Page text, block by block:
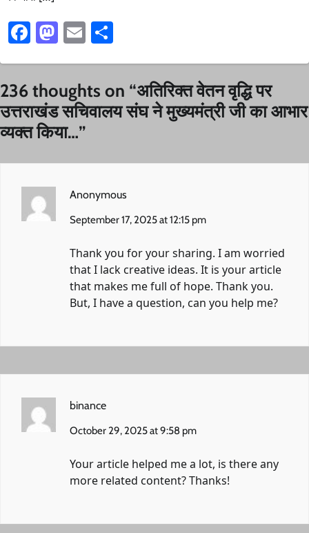
Facebook
Mastodon
Email
236 thoughts on “अतिरिक्त वेतन वृद्धि पर
उत्तराखंड सचिवालय संघ ने मुख्यमंत्री जी का आभार
व्यक्त किया…”
Anonymous
September 17, 2025 at 12:15 pm
Thank you for your sharing. I am worried
that I lack creative ideas. It is your article
that makes me full of hope. Thank you.
But, I have a question, can you help me?
binance
October 29, 2025 at 9:58 pm
Your article helped me a lot, is there any
more related content? Thanks!